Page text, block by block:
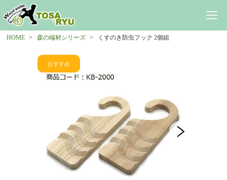
HOME 森の端材シリーズ くすのき防虫フック 2個組